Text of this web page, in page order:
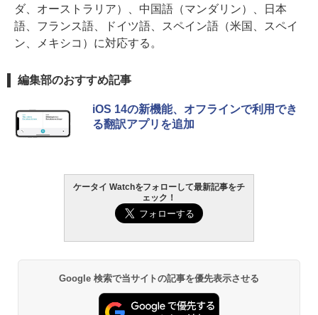
ダ、オーストラリア）、中国語（マンダリン）、日本
語、フランス語、ドイツ語、スペイン語（米国、スペイ
ン、メキシコ）に対応する。
編集部のおすすめ記事
iOS 14の新機能、オフラインで利用でき
る翻訳アプリを追加
ケータイ Watchをフォローして最新記事をチ
ェック！
Google 検索で当サイトの記事を優先表示させる